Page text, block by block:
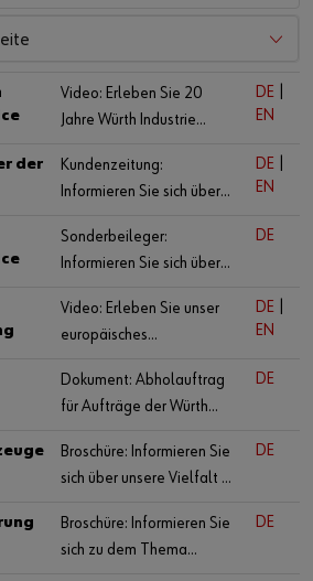
Video: Erleben Sie 20
Jahre Würth Industrie
Ereignissen aus der
Vergangenheit.
DE|
EN
der
Kundenzeitung:
Informieren Sie sich über
Jahre Würth Industrie
Service".
DE|
EN
Sonderbeileger:
Informieren Sie sich über
Jahre Würth Industrie
Service".
DE
Video: Erleben Sie unser
europäisches
360°-Führung.
DE|
EN
Dokument: Abholauftrag
für Aufträge der Würth
Download.
DE
Broschüre: Informieren Sie
sich über unsere Vielfalt an
passend für jeden Einsatz.
DE
Broschüre: Informieren Sie
sich zu dem Thema
DE